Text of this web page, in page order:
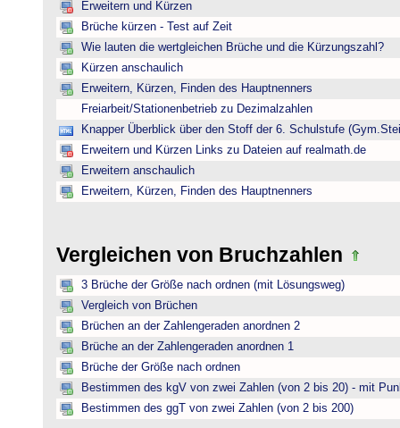
Erweitern und Kürzen
Brüche kürzen - Test auf Zeit
Wie lauten die wertgleichen Brüche und die Kürzungszahl?
Kürzen anschaulich
Erweitern, Kürzen, Finden des Hauptnenners
Freiarbeit/Stationenbetrieb zu Dezimalzahlen
Knapper Überblick über den Stoff der 6. Schulstufe
Erweitern und Kürzen Links zu Dateien auf realmath.de
Erweitern anschaulich
Erweitern, Kürzen, Finden des Hauptnenners
Vergleichen von Bruchzahlen
3 Brüche der Größe nach ordnen (mit Lösungsweg)
Vergleich von Brüchen
Brüchen an der Zahlengeraden anordnen 2
Brüche an der Zahlengeraden anordnen 1
Brüche der Größe nach ordnen
Bestimmen des kgV von zwei Zahlen (von 2 bis 20) - mit
Bestimmen des ggT von zwei Zahlen (von 2 bis 200)